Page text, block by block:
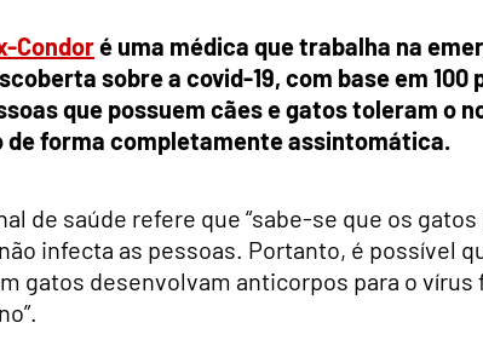
Condoré uma médica que trabalha na
sobre a covid-19, com base em
que possuem cães e gatos toleram o
de forma completamente assintomática.
de saúde refere que “sabe-se que os
infecta as pessoas. Portanto, é possível
gatos desenvolvam anticorpos para o